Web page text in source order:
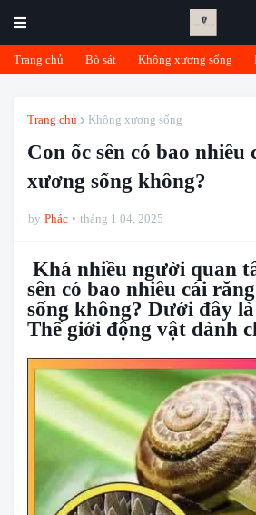
Trang chủ Bò sát Không xương sống
Trang chủ Không xương sống
Con ốc sên có bao nhiêu
xương sống không?
by Phác tháng 1 04, 2025
Khá nhiều người quan
sên có bao nhiêu cái
sống không? Dưới đây
Thế giới động vật dành